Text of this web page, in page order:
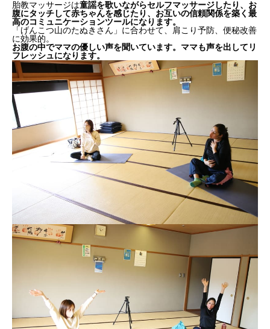
胎教マッサージは童謡を歌いながらセルフマッサージしたり、お
腹にタッチして赤ちゃんを感じたり、 お互いの信頼関係を築く最
高のコミュニケーションツールになります。
「げんこつ山のたぬきさん」に合わせて、肩こり予防、便秘改善
に効果的。
お腹の中でママの優しい声を聞いています。ママも声を出してリ
フレッシュになります。